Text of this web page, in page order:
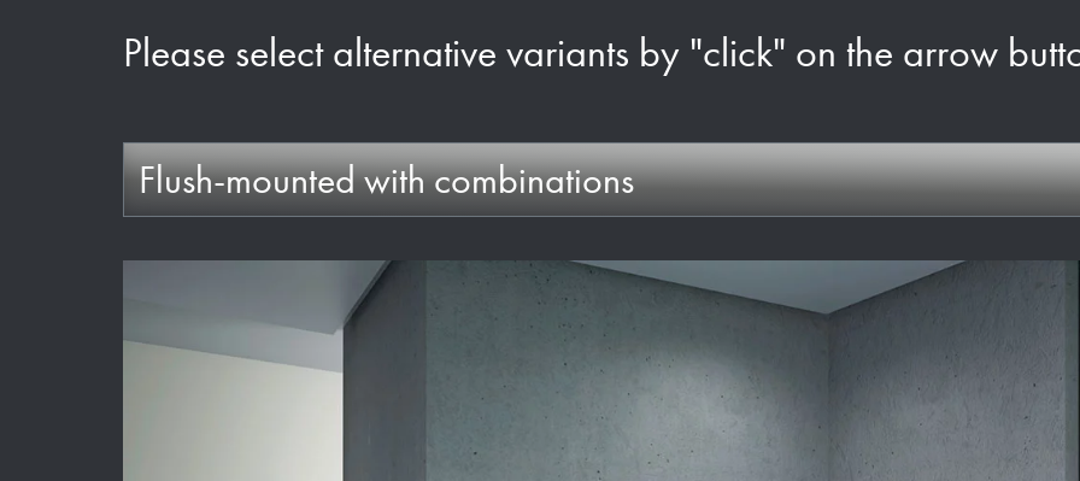
Please select alternative variants by "click" on the arrow
Flush-mounted with combinations